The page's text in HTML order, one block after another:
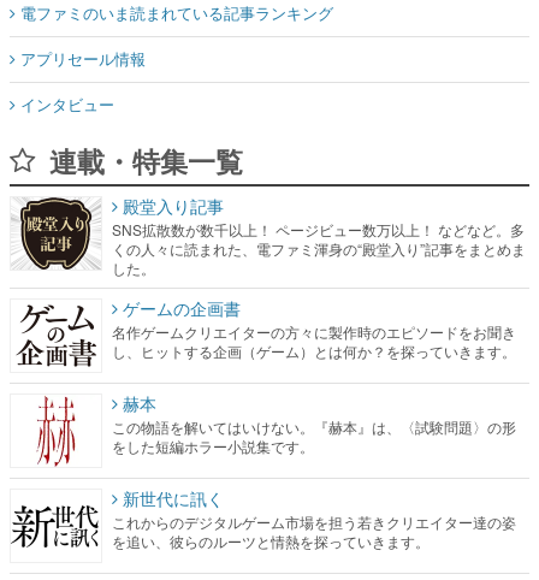
電ファミのいま読まれている記事ランキング
アプリセール情報
インタビュー
連載・特集一覧
殿堂入り記事
SNS拡散数が数千以上！ ページビュー数万以上！ などなど。多
くの人々に読まれた、電ファミ渾身の“殿堂入り”記事をまとめま
した。
ゲームの企画書
名作ゲームクリエイターの方々に製作時のエピソードをお聞き
し、ヒットする企画（ゲーム）とは何か？を探っていきます。
赫本
この物語を解いてはいけない。『赫本』は、〈試験問題〉の形
をした短編ホラー小説集です。
新世代に訊く
これからのデジタルゲーム市場を担う若きクリエイター達の姿
を追い、彼らのルーツと情熱を探っていきます。